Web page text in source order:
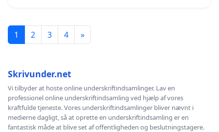
1 2 3 4 »
Skrivunder.net
Vi tilbyder at hoste online underskriftindsamlinger. Lav en
professionel online underskriftindsamling ved hjælp af vores
kraftfulde tjeneste. Vores underskriftindsamlinger bliver nævnt i
medierne dagligt, så at oprette en underskriftindsamling er en
fantastisk måde at blive set af offentligheden og beslutningstagere.